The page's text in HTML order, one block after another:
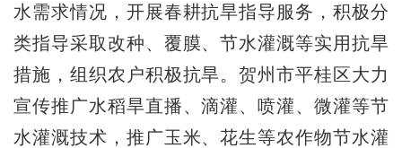
水需求情况，开展春耕抗旱指导服务，积极分
类指导采取改种、覆膜、节水灌溉等实用抗旱
措施，组织农户积极抗旱。贺州市平桂区大力
宣传推广水稻旱直播、滴灌、喷灌、微灌等节
水灌溉技术，推广玉米、花生等农作物节水灌